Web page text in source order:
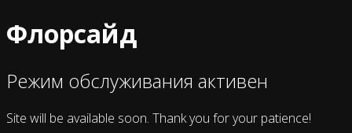
Флорсайд
Режим обслуживания активен
Site will be available soon. Thank you for your patience!